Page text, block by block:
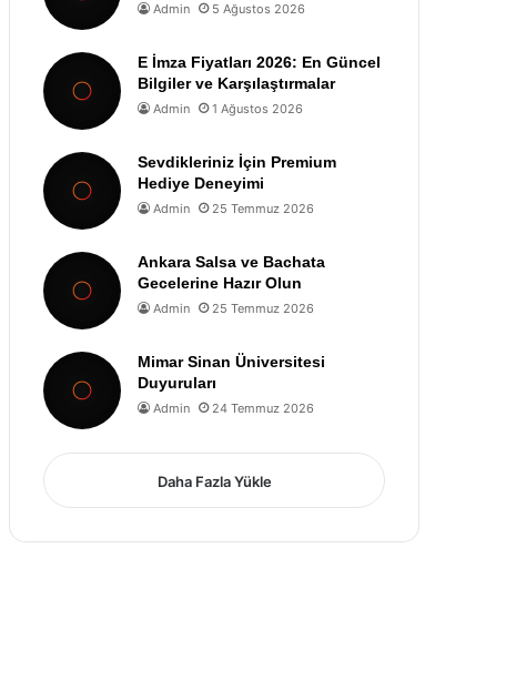
Admin 5 Ağustos 2026
E İmza Fiyatları 2026: En Güncel
Bilgiler ve Karşılaştırmalar
Admin 1 Ağustos 2026
Sevdikleriniz İçin Premium
Hediye Deneyimi
Admin 25 Temmuz 2026
Ankara Salsa ve Bachata
Gecelerine Hazır Olun
Admin 25 Temmuz 2026
Mimar Sinan Üniversitesi
Duyuruları
Admin 24 Temmuz 2026
Daha Fazla Yükle